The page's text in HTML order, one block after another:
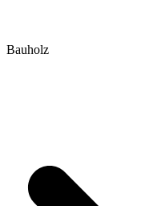
Bauholz